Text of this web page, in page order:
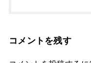
コメントを残す